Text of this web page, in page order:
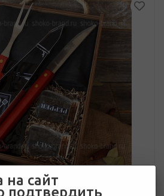
на сайт
подтвердить